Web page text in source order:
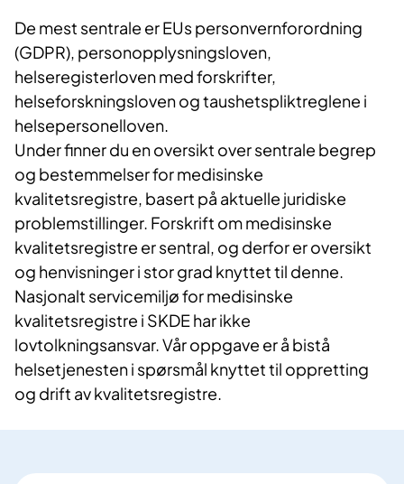
De mest sentrale er EUs personvernforordning
(GDPR), personopplysningsloven,
helseregisterloven med forskrifter,
helseforskningsloven og taushetspliktreglene i
helsepersonelloven.
Under finner du en oversikt over sentrale begrep
og bestemmelser for medisinske
kvalitetsregistre, basert på aktuelle juridiske
problemstillinger. Forskrift om medisinske
kvalitetsregistre er sentral, og derfor er oversikt
og henvisninger i stor grad knyttet til denne.
Nasjonalt servicemiljø for medisinske
kvalitetsregistre i SKDE har ikke
lovtolkningsansvar. Vår oppgave er å bistå
helsetjenesten i spørsmål knyttet til oppretting
og drift av kvalitetsregistre.